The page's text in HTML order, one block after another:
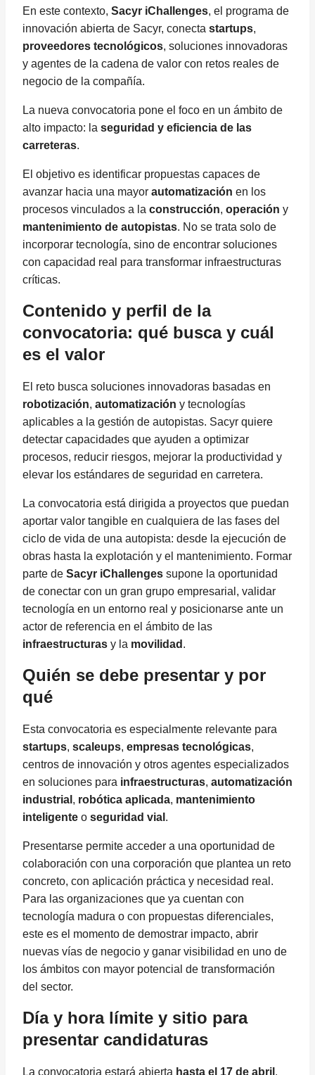
En este contexto, Sacyr iChallenges, el programa de
innovación abierta de Sacyr, conecta startups,
proveedores tecnológicos, soluciones innovadoras
y agentes de la cadena de valor con retos reales de
negocio de la compañía.
La nueva convocatoria pone el foco en un ámbito de
alto impacto: la seguridad y eficiencia de las
carreteras.
El objetivo es identificar propuestas capaces de
avanzar hacia una mayor automatización en los
procesos vinculados a la construcción, operación y
mantenimiento de autopistas. No se trata solo de
incorporar tecnología, sino de encontrar soluciones
con capacidad real para transformar infraestructuras
críticas.
Contenido y perfil de la
convocatoria: qué busca y cuál
es el valor
El reto busca soluciones innovadoras basadas en
robotización, automatización y tecnologías
aplicables a la gestión de autopistas. Sacyr quiere
detectar capacidades que ayuden a optimizar
procesos, reducir riesgos, mejorar la productividad y
elevar los estándares de seguridad en carretera.
La convocatoria está dirigida a proyectos que puedan
aportar valor tangible en cualquiera de las fases del
ciclo de vida de una autopista: desde la ejecución de
obras hasta la explotación y el mantenimiento. Formar
parte de Sacyr iChallenges supone la oportunidad
de conectar con un gran grupo empresarial, validar
tecnología en un entorno real y posicionarse ante un
actor de referencia en el ámbito de las
infraestructuras y la movilidad .
Quién se debe presentar y por
qué
Esta convocatoria es especialmente relevante para
startups, scaleups, empresas tecnológicas,
centros de innovación y otros agentes especializados
en soluciones para infraestructuras, automatización
industrial , robótica aplicada, mantenimiento
inteligente o seguridad vial .
Presentarse permite acceder a una oportunidad de
colaboración con una corporación que plantea un reto
concreto, con aplicación práctica y necesidad real.
Para las organizaciones que ya cuentan con
tecnología madura o con propuestas diferenciales,
este es el momento de demostrar impacto, abrir
nuevas vías de negocio y ganar visibilidad en uno de
los ámbitos con mayor potencial de transformación
del sector.
Día y hora límite y sitio para
presentar candidaturas
La convocatoria estará abierta hasta el 17 de abril .